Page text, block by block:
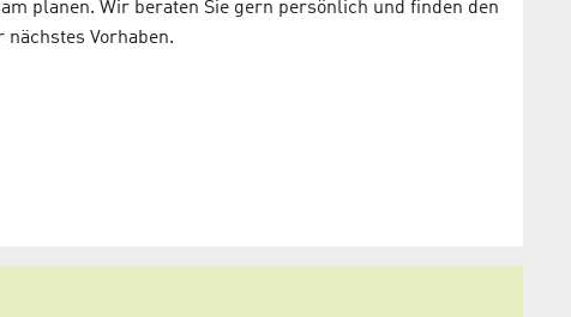
planen. Wir beraten Sie gern persönlich und finden den
Vorhaben.